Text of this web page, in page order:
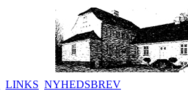
LINKS NYHEDSBREV